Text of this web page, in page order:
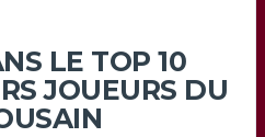
LE TOP 10
JOUEURS DU